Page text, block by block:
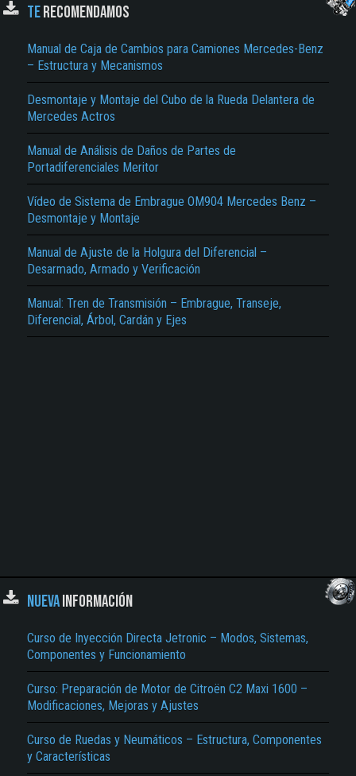
TERECOMENDAMOS
Manual de Caja de Cambios para Camiones Mercedes-Benz
– Estructura y Mecanismos
Desmontaje y Montaje del Cubo de la Rueda Delantera de
Mercedes Actros
Manual de Análisis de Daños de Partes de
Portadiferenciales Meritor
Vídeo de Sistema de Embrague OM904 Mercedes Benz –
Desmontaje y Montaje
Manual de Ajuste de la Holgura del Diferencial –
Desarmado, Armado y Verificación
Manual: Tren de Transmisión – Embrague, Transeje,
Diferencial, Árbol, Cardán y Ejes
NUEVAINFORMACIÓN
Curso de Inyección Directa Jetronic – Modos, Sistemas,
Componentes y Funcionamiento
Curso: Preparación de Motor de Citroën C2 Maxi 1600 –
Modificaciones, Mejoras y Ajustes
Curso de Ruedas y Neumáticos – Estructura, Componentes
y Características
El Título es incorrecto según el contenido.
Texto o Imagen de portada son erróneos.